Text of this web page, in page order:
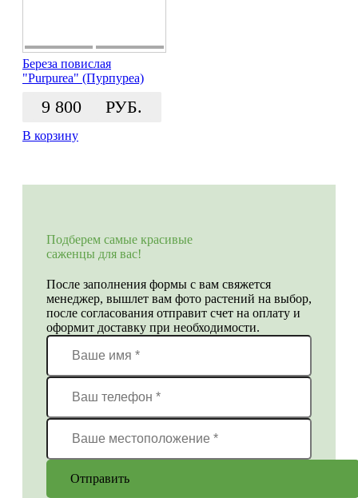
Береза повислая
"Purpurea" (Пурпуреа)
9 800 РУБ.
В корзину
Подберем самые красивые
саженцы для вас!
После заполнения формы с вам свяжется
менеджер, вышлет вам фото растений на выбор,
после согласования отправит счет на оплату и
оформит доставку при необходимости.
Отправить